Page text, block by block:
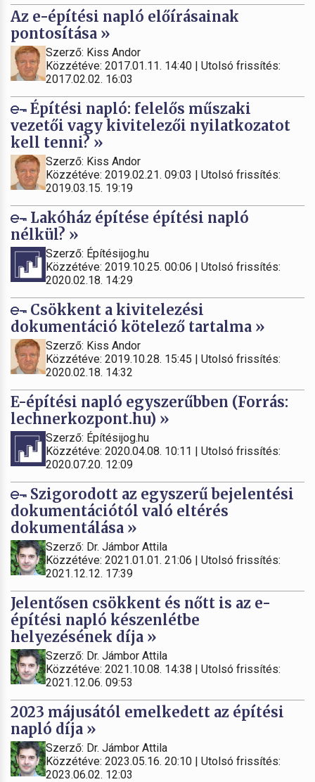
Az e-építési napló előírásainak
pontosítása »
Szerző: Kiss Andor
Közzétéve: 2017.01.11. 14:40 | Utolsó frissítés:
2017.02.02. 16:03
Építési napló: felelős műszaki
vezetői vagy kivitelezői nyilatkozatot
kell tenni? »
Szerző: Kiss Andor
Közzétéve: 2019.02.21. 09:03 | Utolsó frissítés:
2019.03.15. 19:19
Lakóház építése építési napló
nélkül? »
Szerző: Építésijog.hu
Közzétéve: 2019.10.25. 00:06 | Utolsó frissítés:
2020.02.18. 14:29
Csökkent a kivitelezési
dokumentáció kötelező tartalma »
Szerző: Kiss Andor
Közzétéve: 2019.10.28. 15:45 | Utolsó frissítés:
2020.02.18. 14:32
E-építési napló egyszerűbben (Forrás:
lechnerkozpont.hu) »
Szerző: Építésijog.hu
Közzétéve: 2020.04.08. 10:11 | Utolsó frissítés:
2020.07.20. 12:09
Szigorodott az egyszerű bejelentési
dokumentációtól való eltérés
dokumentálása »
Szerző: Dr. Jámbor Attila
Közzétéve: 2021.01.01. 21:06 | Utolsó frissítés:
2021.12.12. 17:39
Jelentősen csökkent és nőtt is az e-
építési napló készenlétbe
helyezésének díja »
Szerző: Dr. Jámbor Attila
Közzétéve: 2021.10.08. 14:38 | Utolsó frissítés:
2021.12.06. 09:53
2023 májusától emelkedett az építési
napló díja »
Szerző: Dr. Jámbor Attila
Közzétéve: 2023.05.16. 20:10 | Utolsó frissítés:
2023.06.02. 12:03